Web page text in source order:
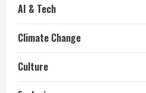
AI & Tech
Climate Change
Culture